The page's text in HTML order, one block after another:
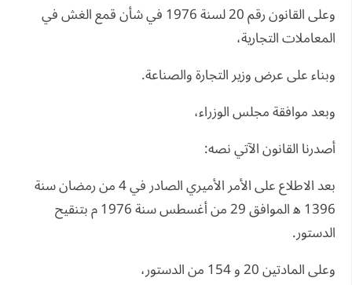
وعلى القانون رقم 20 لسنة 1976 في شأن قمع الغش في
المعاملات التجارية،
وبناء على عرض وزير التجارة والصناعة.
وبعد موافقة مجلس الوزراء،
أصدرنا القانون الآتي نصه:
بعد الاطلاع على الأمر الأميري الصادر في 4 من رمضان سنة
1396 ﻫ الموافق 29 من أغسطس سنة 1976 م بتنقيح
الدستور.
وعلى المادتين 20 و 154 من الدستور،